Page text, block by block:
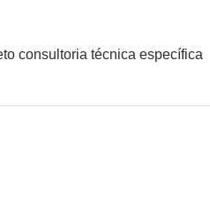
consultoria técnica específica